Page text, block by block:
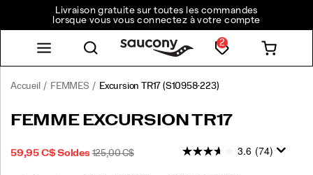
Livraison gratuite sur toutes les commandes
lorsque vous vous connectez à votre compte
2
Accueil FEMMES Excursion TR17 (S10958-223)
<p>Conçu
pas
https://www.saucony.com/CA/fr_CA/excursion-
FEMME EXCURSION TR17
PRIX
59,95 C$SoldesPRIX
125,00 C$OUTOFSTOCK 3.6 (74)